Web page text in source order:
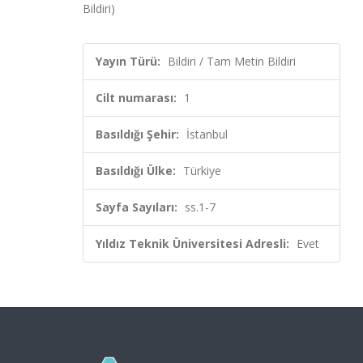
Bildiri)
Yayın Türü: Bildiri / Tam Metin Bildiri
Cilt numarası: 1
Basıldığı Şehir: İstanbul
Basıldığı Ülke: Türkiye
Sayfa Sayıları: ss.1-7
Yıldız Teknik Üniversitesi Adresli: Evet